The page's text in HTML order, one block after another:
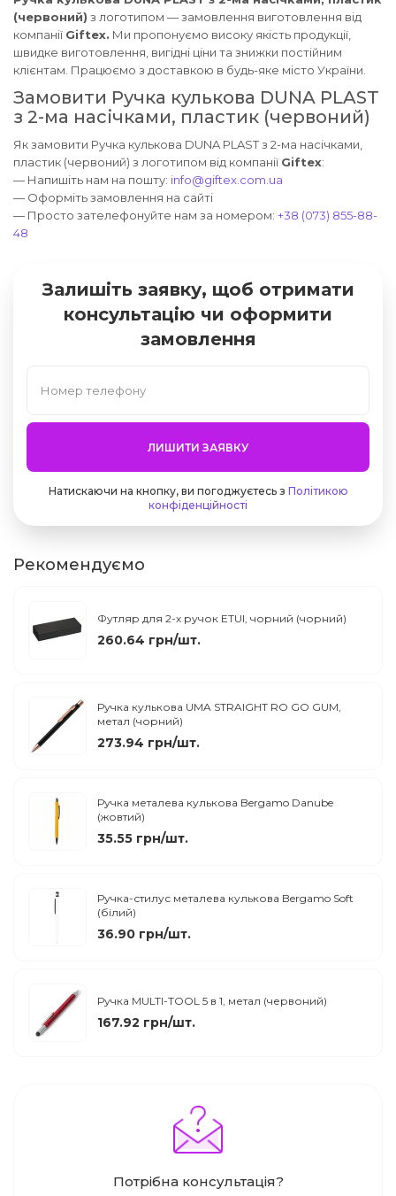
(червоний) з логотипом — замовлення виготовлення від
компанії Giftex. Ми пропонуємо високу якість продукції,
швидке виготовлення, вигідні ціни та знижки постійним
клієнтам. Працюємо з доставкою в будь-яке місто України.
Замовити Ручка кулькова DUNA PLAST
з 2-ма насічками, пластик (червоний)
Як замовити Ручка кулькова DUNA PLAST з 2-ма насічками,
пластик (червоний) з логотипом від компанії Giftex:
— Напишіть нам на пошту: info@giftex.com.ua
— Оформіть замовлення на сайті
— Просто зателефонуйте нам за номером: +38 (073) 855-88-
48
Залишіть заявку, щоб отримати
консультацію чи оформити
замовлення
ЛИШИТИ ЗАЯВКУ
Натискаючи на кнопку, ви погоджуєтесь з Політикою
конфіденційності
Рекомендуємо
Футляр для 2-х ручок ETUI, чорний (чорний)
260.64 грн/шт.
Ручка кулькова UMA STRAIGHT RO GO GUM,
метал (чорний)
273.94 грн/шт.
Ручка металева кулькова Bergamo Danube
(жовтий)
35.55 грн/шт.
Ручка-стилус металева кулькова Bergamo Soft
(білий)
36.90 грн/шт.
Ручка MULTI-TOOL 5 в 1, метал (червоний)
167.92 грн/шт.
Потрібна консультація?